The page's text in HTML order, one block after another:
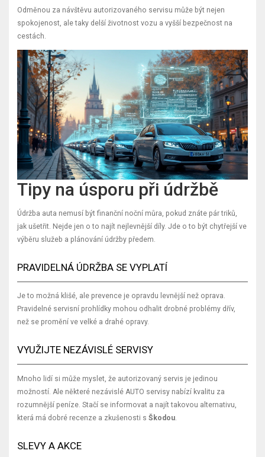
Odměnou za návštěvu autorizovaného servisu může být nejen
spokojenost, ale taky delší životnost vozu a vyšší bezpečnost na
cestách.
Tipy na úsporu při údržbě
Údržba auta nemusí být finanční noční můra, pokud znáte pár triků,
jak ušetřit. Nejde jen o to najít nejlevnější díly. Jde o to být chytřejší ve
výběru služeb a plánování údržby předem.
PRAVIDELNÁ ÚDRŽBA SE VYPLATÍ
Je to možná klišé, ale prevence je opravdu levnější než oprava.
Pravidelné servisní prohlídky mohou odhalit drobné problémy dřív,
než se promění ve velké a drahé opravy.
VYUŽIJTE NEZÁVISLÉ SERVISY
Mnoho lidí si může myslet, že autorizovaný servis je jedinou
možností. Ale některé nezávislé AUTO servisy nabízí kvalitu za
rozumnější peníze. Stačí se informovat a najít takovou alternativu,
která má dobré recenze a zkušenosti s Škodou
SLEVY A AKCE